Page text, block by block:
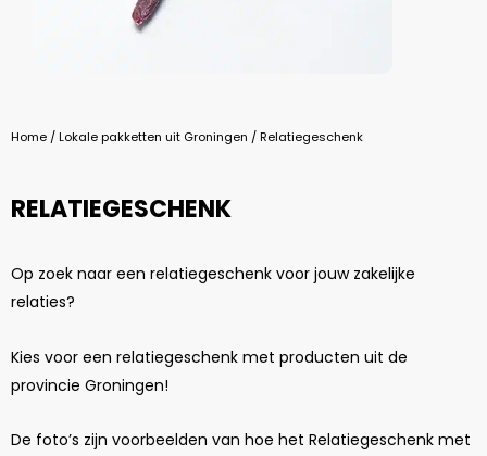
Home /Lokale pakketten uit Groningen / Relatiegeschenk
RELATIEGESCHENK
Op zoek naar een relatiegeschenk voor jouw zakelijke
relaties?
Kies voor een relatiegeschenk met producten uit de
provincie Groningen!
De foto’s zijn voorbeelden van hoe het Relatiegeschenk met